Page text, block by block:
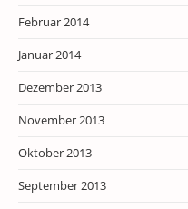
Februar 2014
Januar 2014
Dezember 2013
November 2013
Oktober 2013
September 2013